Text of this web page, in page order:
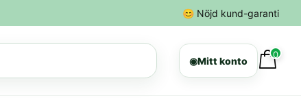
😊 Nöjd kund-garanti
◉Mitt konto
0